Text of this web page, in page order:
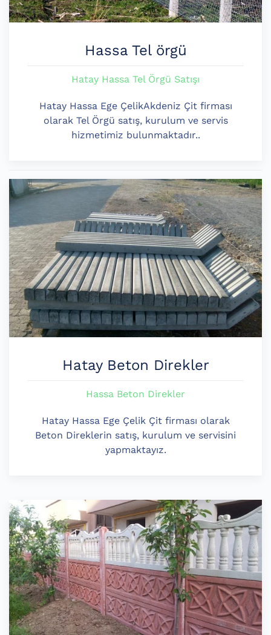
Hassa Tel örgü
Hatay Hassa Tel Örgü Satışı
Hatay Hassa Ege ÇelikAkdeniz Çit firması
olarak Tel Örgü satış, kurulum ve servis
hizmetimiz bulunmaktadır..
Hatay Beton Direkler
Hassa Beton Direkler
Hatay Hassa Ege Çelik Çit firması olarak
Beton Direklerin satış, kurulum ve servisini
yapmaktayız.